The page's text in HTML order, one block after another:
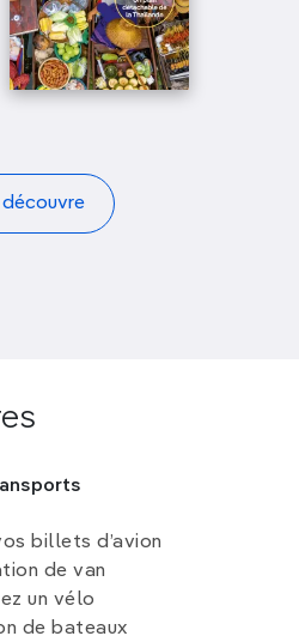
découvre
billets d’avion
de van
un vélo
de bateaux